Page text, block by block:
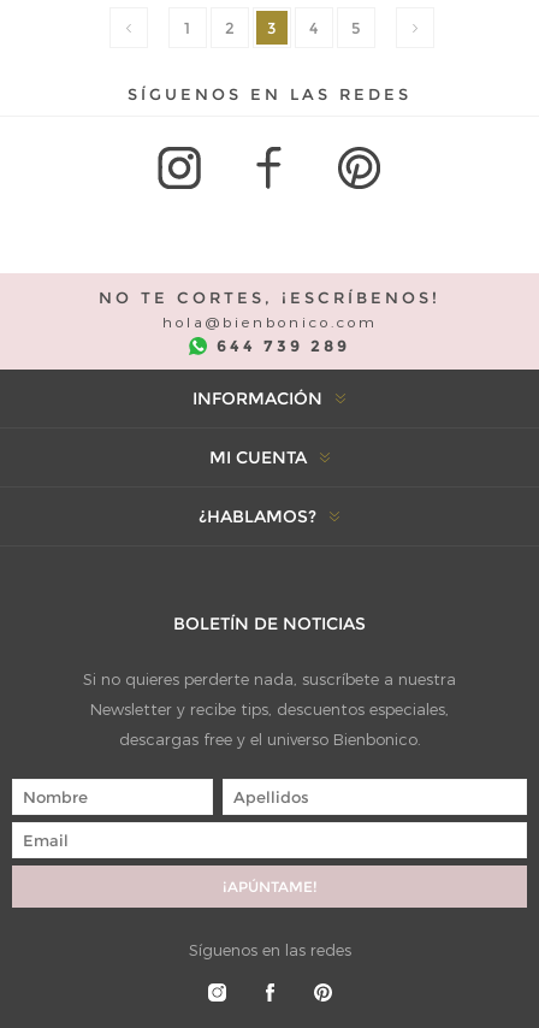
1 2 3 4 5
SÍGUENOS EN LAS REDES
NO TE CORTES, ¡ESCRÍBENOS!
hola@bienbonico.com
644 739 289
INFORMACIÓN
MI CUENTA
¿HABLAMOS?
BOLETÍN DE NOTICIAS
Si no quieres perderte nada, suscríbete a nuestra
Newsletter y recibe tips, descuentos especiales,
descargas free y el universo Bienbonico.
Síguenos en las redes